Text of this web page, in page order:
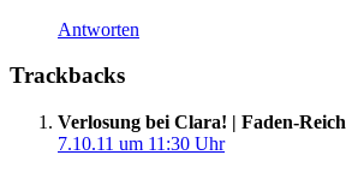
Antworten
Trackbacks
Verlosung bei Clara! | Faden-Reich
7.10.11 um 11:30 Uhr